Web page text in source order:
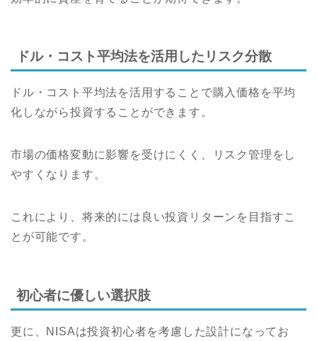
ドル・コスト平均法を活用したリスク分散
ドル・コスト平均法を活用することで購入価格を平均
化しながら投資することができます。
市場の価格変動に影響を受けにくく、リスク管理をし
やすくなります。
これにより、将来的には良い投資リターンを目指すこ
とが可能です。
初心者に優しい選択肢
更に、NISAは投資初心者を考慮した設計になってお